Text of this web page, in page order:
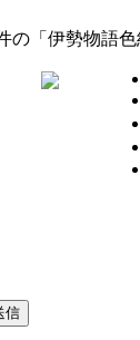
の「伊勢物語色